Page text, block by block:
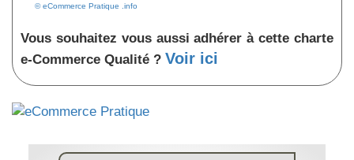
© eCommerce Pratique .info
Vous souhaitez vous aussi adhérer à cette charte
e-Commerce Qualité ? Voir ici